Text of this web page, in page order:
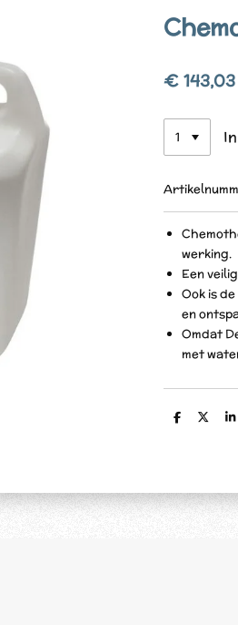
€ 143,03
werking.
Een
Ook is
en
Omdat
met
D
D
S